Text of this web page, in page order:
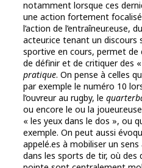
notamment lorsque ces
une action fortement
l’action de l’entraîneur.euse,
acteur.ice tenant un discours
sportive en cours, permet de
de définir et de critiquer des
pratique. On pense à celles
par exemple le numéro 10
l’ouvreur au rugby, le
ou encore le ou la
« les yeux dans le dos », ou
exemple. On peut aussi
appelé.es à mobiliser un
dans les sports de tir, où des